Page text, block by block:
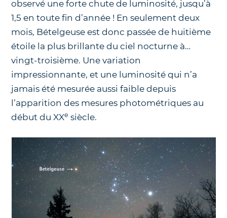
observé une forte chute de luminosité, jusqu’à
1,5 en toute fin d’année ! En seulement deux
mois, Bételgeuse est donc passée de huitième
étoile la plus brillante du ciel nocturne à…
vingt-troisième. Une variation
impressionnante, et une luminosité qui n’a
jamais été mesurée aussi faible depuis
l’apparition des mesures photométriques au
début du XXe siècle.